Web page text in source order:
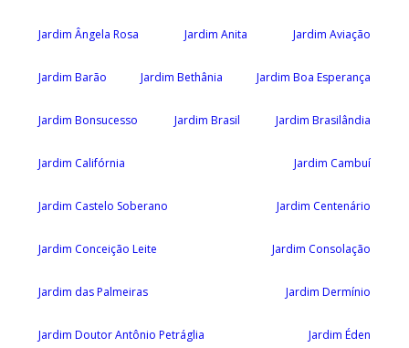
Jardim Ângela Rosa Jardim Anita Jardim Aviação
Jardim Barão Jardim Bethânia Jardim Boa Esperança
Jardim Bonsucesso Jardim Brasil Jardim Brasilândia
Jardim Califórnia Jardim Cambuí
Jardim Castelo Soberano Jardim Centenário
Jardim Conceição Leite Jardim Consolação
Jardim das Palmeiras Jardim Dermínio
Jardim Doutor Antônio Petráglia Jardim Éden